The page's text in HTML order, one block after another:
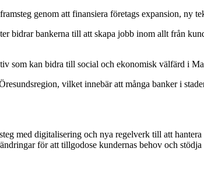
genom att finansiera företags expansion, ny
bidrar bankerna till att skapa jobb inom allt från
som kan bidra till social och ekonomisk välfärd i
vilket innebär att många banker i
med digitalisering och nya regelverk till att
för att tillgodose kundernas behov och